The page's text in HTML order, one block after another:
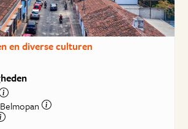
en diverse culturen